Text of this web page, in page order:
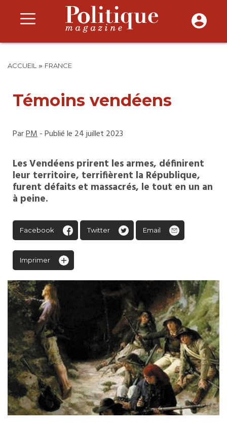
ACCUEIL » FRANCE
Témoins vendéens
ParPM- Publié le 24 juillet 2023
Les Vendéens prirent les armes, définirent
leur territoire, terrifièrent la République,
furent défaits et massacrés, le tout en un an
à peine.
Facebook Twitter Email
Imprimer